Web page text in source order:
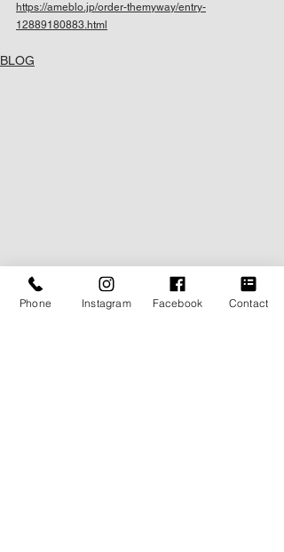
https://ameblo.jp/order-themyway/entry-
12889180883.html
BLOG
Phone Instagram Facebook Contact